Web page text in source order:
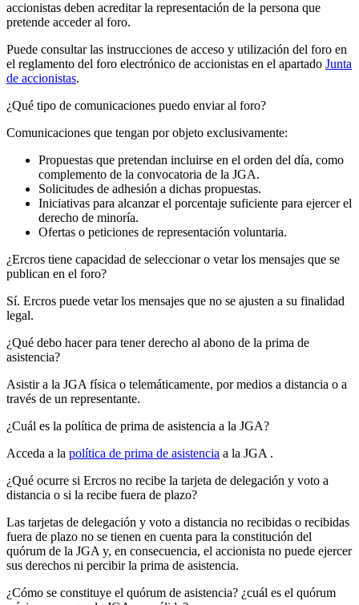
accionistas deben acreditar la representación de la persona que
pretende acceder al foro.
Puede consultar las instrucciones de acceso y utilización del foro en
el reglamento del foro electrónico de accionistas en el apartado Junta
de accionistas.
¿Qué tipo de comunicaciones puedo enviar al foro?
Comunicaciones que tengan por objeto exclusivamente:
Propuestas que pretendan incluirse en el orden del día, como
complemento de la convocatoria de la JGA.
Solicitudes de adhesión a dichas propuestas.
Iniciativas para alcanzar el porcentaje suficiente para ejercer el
derecho de minoría.
Ofertas o peticiones de representación voluntaria.
¿Ercros tiene capacidad de seleccionar o vetar los mensajes que se
publican en el foro?
Sí. Ercros puede vetar los mensajes que no se ajusten a su finalidad
legal.
¿Qué debo hacer para tener derecho al abono de la prima de
asistencia?
Asistir a la JGA física o telemáticamente, por medios a distancia o a
través de un representante.
¿Cuál es la política de prima de asistencia a la JGA?
Acceda a la política de prima de asistencia a la JGA .
¿Qué ocurre si Ercros no recibe la tarjeta de delegación y voto a
distancia o si la recibe fuera de plazo?
Las tarjetas de delegación y voto a distancia no recibidas o recibidas
fuera de plazo no se tienen en cuenta para la constitución del
quórum de la JGA y, en consecuencia, el accionista no puede ejercer
sus derechos ni percibir la prima de asistencia.
¿Cómo se constituye el quórum de asistencia? ¿cuál es el quórum